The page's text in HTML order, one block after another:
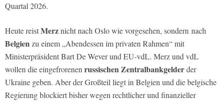
Quartal 2026.
Heute reistMerznicht nach Oslo wie vorgesehen, sondern nach
Belgienzu einem „Abendessen im privaten Rahmen“ mit
Ministerpräsident Bart De Wever und EU-vdL. Merz und vdL
wollen die eingefrorenen russischen Zentralbankgelderder
Ukraine geben. Aber der Großteil liegt in Belgien und die belgische
Regierung blockiert bisher wegen rechtlicher und finanzieller